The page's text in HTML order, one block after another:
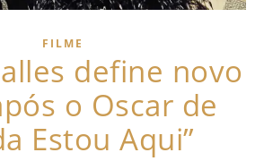
FILME
define novo
o Oscar de
Estou Aqui”